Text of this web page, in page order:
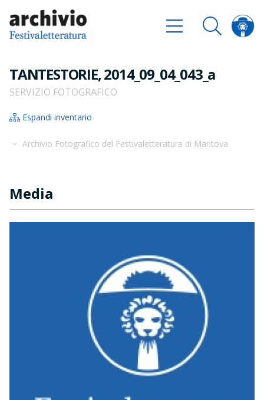
TANTESTORIE, 2014_09_04_043_a
SERVIZIO FOTOGRAFICO
Espandi inventario
Archivio Fotografico del Festivaletteratura di Mantova
Media